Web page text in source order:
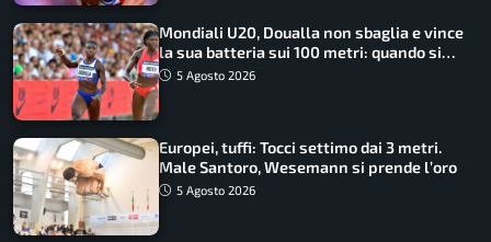
Mondiali U20, Doualla non sbaglia e vince
la sua batteria sui 100 metri: quando si
disputano le finali
5 Agosto 2026
Europei, tuffi: Tocci settimo dai 3 metri.
Male Santoro, Wesemann si prende l’oro
5 Agosto 2026